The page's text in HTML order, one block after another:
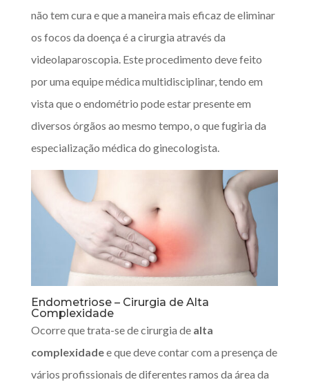
não tem cura e que a maneira mais eficaz de eliminar
os focos da doença é a cirurgia através da
videolaparoscopia. Este procedimento deve feito
por uma equipe médica multidisciplinar, tendo em
vista que o endométrio pode estar presente em
diversos órgãos ao mesmo tempo, o que fugiria da
especialização médica do ginecologista.
Endometriose – Cirurgia de Alta
Complexidade
Ocorre que trata-se de cirurgia de alta
complexidadee que deve contar com a presença de
vários profissionais de diferentes ramos da área da